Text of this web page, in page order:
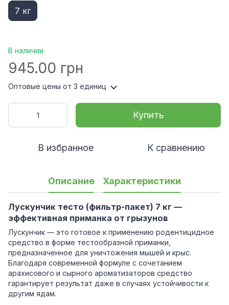
7 кг
В наличии
945.00 грн
Оптовые цены от 3 единиц
Купить
В избранное К сравнению
Описание Характеристики
Лускунчик тесто (фильтр-пакет) 7 кг —
эффективная приманка от грызунов
Лускунчик — это готовое к применению родентицидное
средство в форме тестообразной приманки,
предназначенное для уничтожения мышей и крыс.
Благодаря современной формуле с сочетанием
арахисового и сырного ароматизаторов средство
гарантирует результат даже в случаях устойчивости к
другим ядам.